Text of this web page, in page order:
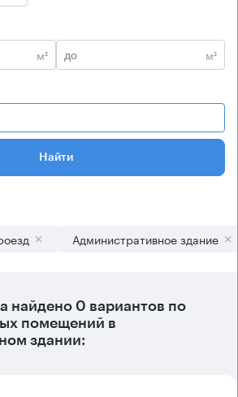
м²
м²
Найти
Административное здание
найдено 0 вариантов по
помещений в
здании: